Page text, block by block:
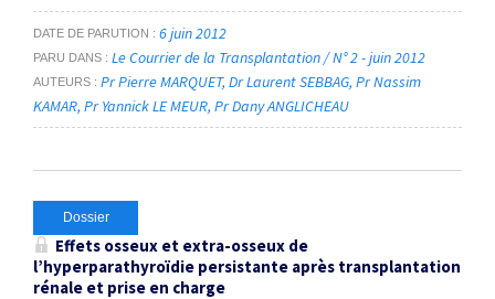
DATE DE PARUTION 6 juin 2012
PARU DANS Le Courrier de la Transplantation / N° 2 - juin 2012
AUTEURS Pr Pierre MARQUET Dr Laurent SEBBAG Pr Nassim
KAMAR Pr Yannick LE MEUR Pr Dany ANGLICHEAU
Dossier
Effets osseux et extra-osseux de
l’hyperparathyroïdie persistante après transplantation
rénale et prise en charge